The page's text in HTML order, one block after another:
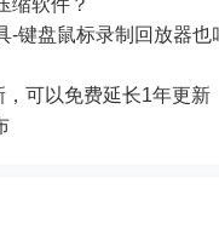
缩软件？
-键盘鼠标录制回放器也
可以免费延长1年更新